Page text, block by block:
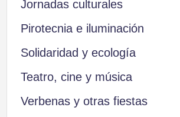
Jornadas culturales
Pirotecnia e iluminación
Solidaridad y ecología
Teatro, cine y música
Verbenas y otras fiestas